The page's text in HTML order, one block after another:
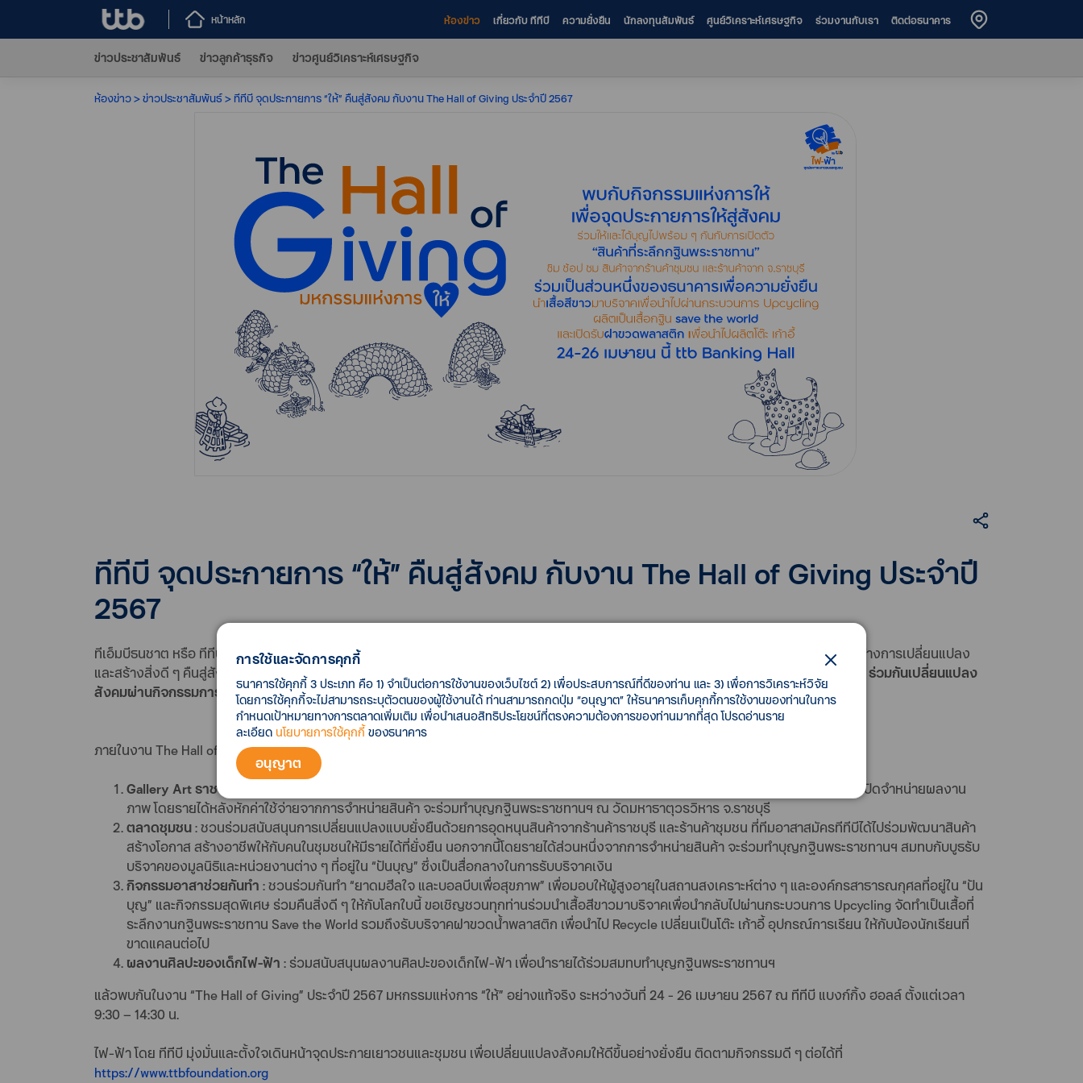
หน้าหลัก ห้องข่าว เกี่ยวกับ ทีทีบี ความยั่งยืน นักลงทุนสัมพันธ์ ศูนย์วิเคราะห์เศรษฐกิจ ร่วมงานกับเรา ติดต่อธนาคาร
ข่าวประชาสัมพันธ์ ข่าวลูกค้าธุรกิจ ข่าวศูนย์วิเคราะห์เศรษฐกิจ
ห้องข่าว ข่าวประชาสัมพันธ์ ทีทีบี จุดประกายการ “ให้” คืนสู่สังคม กับงาน The Hall of Giving ประจำปี 2567
ทีทีบี จุดประกายการ “ให้” คืนสู่สังคม กับงาน The Hall of Giving ประจำปี
2567
ทีเอ็มบีธนชาต หรือ ทีทีบี มุ่งขับเคลื่อนองค์กรสู่การเป็นผู้นำการธนาคารเพื่อความยั่งยืน ที่ไม่ได้มุ่งเน้นเรื่องธุรกิจเพียงอย่างเดียว แต่พร้อมที่จะสร้างการเปลี่ยนแปลง
และสร้างสิ่งดี ๆ คืนสู่สังคม เปิดพื้นที่แห่งการ “ให้” อย่างแท้จริง เดินหน้า
จัดกิจกรรม “The Hall of Giving” ประจำปี 2567 พร้อมเชิญชวนคนไทย ร่วมกันเปลี่ยนแปลง
สังคมผ่านกิจกรรมการ “ให้” หลากหลายรูปแบบ ซึ่งจัดขึ้นระหว่างวันที่ 24 - 26 เมษายน 2567 ณ ทีทีบี แบงก์กิ้ง ฮอลล์
ภายในงาน The Hall of Giving ประจำปี 2567 จะได้พบกับกิจกรรมต่าง ๆ มากมาย ได้แก่
Gallery Art ราชบุรี
: รับชมภาพผลงานศิลปะที่บอกเล่าเรื่องราวของจังหวัดราชบุรี ผ่านลายเส้นที่สร้างสรรค์ โดยศิลปินชาวราชบุรี พร้อมเปิดจำหน่ายผลงาน
ภาพ โดยรายได้หลังหักค่าใช้จ่ายจากการจำหน่ายสินค้า จะร่วมทำบุญกฐินพระราชทานฯ ณ วัดมหาธาตุวรวิหาร จ.ราชบุรี
ตลาดชุมชน: ชวนร่วมสนับสนุนการเปลี่ยนแปลงแบบยั่งยืนด้วยการอุดหนุนสินค้าจากร้านค้าราชบุรี และร้านค้าชุมชน ที่ทีมอาสาสมัครทีทีบีได้ไปร่วมพัฒนาสินค้า
สร้างโอกาส สร้างอาชีพให้กับคนในชุมชนให้มีรายได้ที่ยั่งยืน นอกจากนี้โดยรายได้ส่วนหนึ่งจากการจำหน่ายสินค้า จะร่วมทำบุญกฐินพระราชทานฯ สมทบกับบูธรับ
บริจาคของมูลนิธิและหน่วยงานต่าง ๆ ที่อยู่ใน “ปันบุญ” ซึ่งเป็นสื่อกลางในการรับบริจาคเงิน
กิจกรรมอาสาช่วยกันทำ : ชวนร่วมกันทำ “ยาดมฮีลใจ และบอลบีบเพื่อสุขภาพ” เพื่อมอบให้ผู้สูงอายุในสถานสงเคราะห์ต่าง ๆ และองค์กรสาธารณกุศลที่อยู่ใน “ปัน
บุญ” และกิจกรรมสุดพิเศษ ร่วมคืนสิ่งดี ๆ ให้กับโลกใบนี้ ขอเชิญชวนทุกท่านร่วมนำเสื้อสีขาวมาบริจาคเพื่อนำกลับไปผ่านกระบวนการ Upcycling จัดทำเป็นเสื้อที่
ระลึกงานกฐินพระราชทาน Save the World รวมถึงรับบริจาคฝาขวดน้ำพลาสติก เพื่อนำไป Recycle เปลี่ยนเป็นโต๊ะ เก้าอี้ อุปกรณ์การเรียน ให้กับน้องนักเรียนที่
ขาดแคลนต่อไป
ผลงานศิลปะของเด็กไฟ-ฟ้า : ร่วมสนับสนุนผลงานศิลปะของเด็กไฟ-ฟ้า เพื่อนำรายได้ร่วมสมทบทำบุญกฐินพระราชทานฯ
แล้วพบกันในงาน “The Hall of Giving” ประจำปี 2567 มหกรรมแห่งการ “ให้” อย่างแท้จริง ระหว่างวันที่ 24 - 26 เมษายน 2567 ณ ทีทีบี แบงก์กิ้ง ฮอลล์ ตั้งแต่เวลา
9:30 – 14:30 น.
ไฟ-ฟ้า โดย ทีทีบี มุ่งมั่นและตั้งใจเดินหน้าจุดประกายเยาวชนและชุมชน เพื่อเปลี่ยนแปลงสังคมให้ดีขึ้นอย่างยั่งยืน ติดตามกิจกรรมดี ๆ ต่อได้ที่
https://www.ttbfoundation.org
การใช้และจัดการคุกกี้
ธนาคารใช้คุกกี้ 3 ประเภท คือ 1) จำเป็นต่อการใช้งานของเว็บไซต์ 2) เพื่อประสบการณ์ที่ดีของท่าน และ 3) เพื่อการวิเคราะห์วิจัย
โดยการใช้คุกกี้จะไม่สามารถระบุตัวตนของผู้ใช้งานได้ ท่านสามารถกดปุ่ม “อนุญาต” ให้ธนาคารเก็บคุกกี้การใช้งานของท่านในการ
กำหนดเป้าหมายทางการตลาดเพิ่มเติม เพื่อนำเสนอสิทธิประโยชน์ที่ตรงความต้องการของท่านมากที่สุด โปรดอ่านราย
ละเอียด นโยบายการใช้คุกกี้ของธนาคาร
อนุญาต